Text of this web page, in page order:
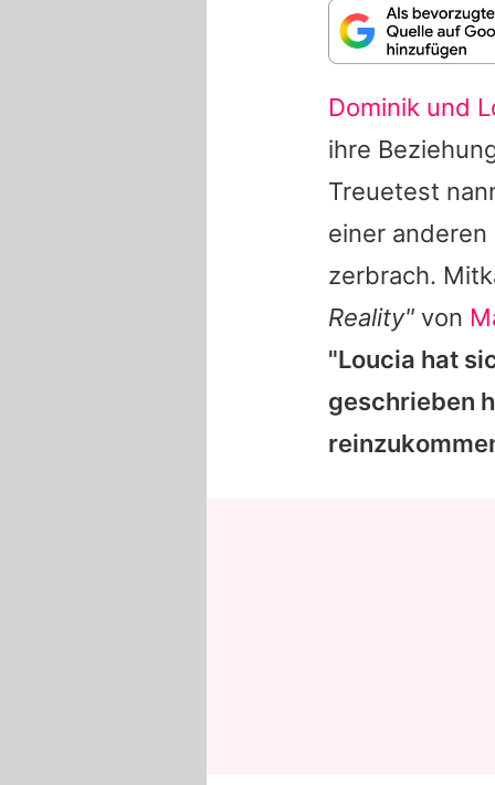
Dominik und
ihre
Treuetest
einer
zerbrach.
Reality" von
"Loucia hat
geschrieben